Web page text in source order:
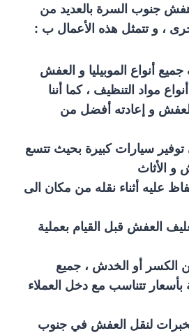
جنوب السرة بالعديد من
، و تتمثل هذه الأعمال ب :
أنواع الموبيليا و العفش
مواد التنظيف ، كما أننا
و إعادته أفضل من
سيارات كبيرة بحيث تتسع
و الأثاث
عليه أثناء نقله من مكان الى
العفش قبل القيام بعملية
الكسر أو الخدش ، جميع
بأسعار تتناسب مع دخل العملاء
لنقل العفش في جنوب